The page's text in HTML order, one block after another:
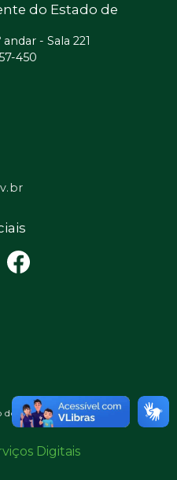
do Estado de
- Sala 221
450
do IMA
Digitais